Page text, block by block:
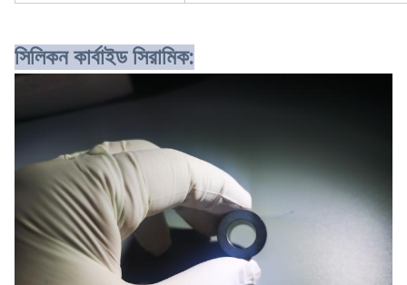
সিলিকন কার্বাইড সিরামিক: